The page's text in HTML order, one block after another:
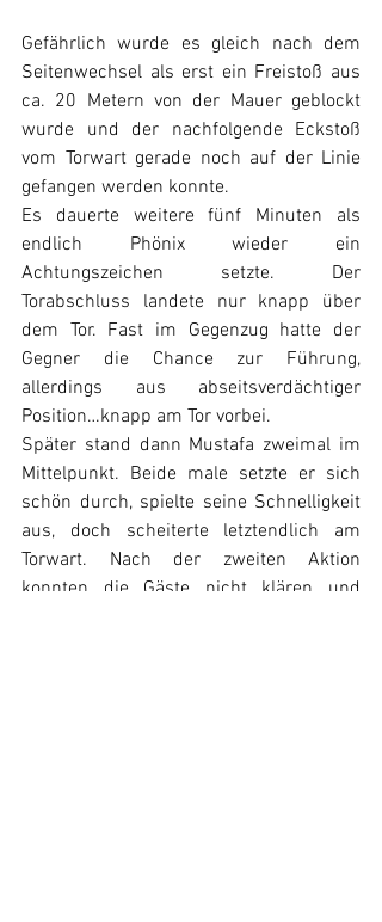
Gefährlich wurde es gleich nach dem
Seitenwechsel als erst ein Freistoß aus
ca. 20 Metern von der Mauer geblockt
wurde und der nachfolgende Eckstoß
vom Torwart gerade noch auf der Linie
gefangen werden konnte.
Es dauerte weitere fünf Minuten als
endlich Phönix wieder ein
Achtungszeichen setzte. Der
Torabschluss landete nur knapp über
dem Tor. Fast im Gegenzug hatte der
Gegner die Chance zur Führung,
allerdings aus abseitsverdächtiger
Position…knapp am Tor vorbei.
Später stand dann Mustafa zweimal im
Mittelpunkt. Beide male setzte er sich
schön durch, spielte seine Schnelligkeit
aus, doch scheiterte letztendlich am
Torwart. Nach der zweiten Aktion
konnten die Gäste nicht klären und